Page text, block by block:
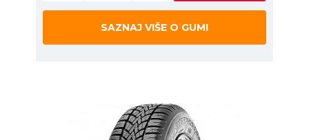
SAZNAJ VIŠE O GUMI